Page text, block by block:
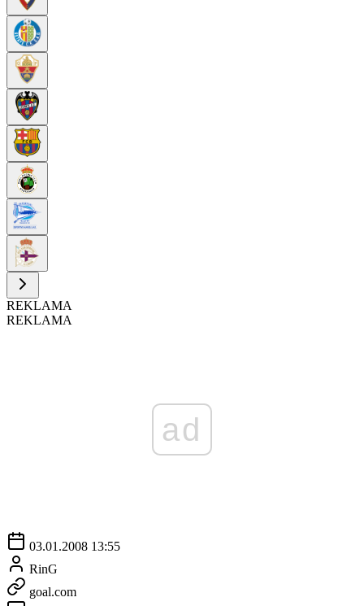
REKLAMA
REKLAMA
ad
03.01.2008 13:55
RinG
goal.com